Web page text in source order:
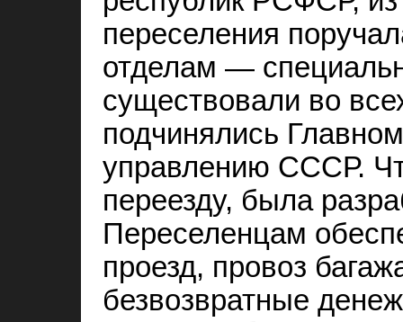
переселения
отделам —
существовали во
подчинялись
управлению СССР.
переезду, была
Переселенцам
проезд, провоз
безвозвратные